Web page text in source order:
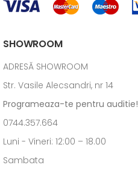
SHOWROOM
ADRESĂ SHOWROOM
Str. Vasile Alecsandri, nr 14
Programeaza-te pentru auditie!
0744.357.664
Luni - Vineri: 12:00 – 18.00
Sambata